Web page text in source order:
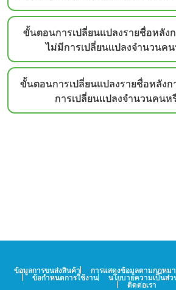
ขั้นตอนการเปลี่ยนแปลงรายชื่อหลัง
ไม่มีการเปลี่ยนแปลงจำนวนค
ขั้นตอนการเปลี่ยนแปลงรายชื่อหลัง
การเปลี่ยนแปลงจำนวนคนห
ข้อมูลการขนส่งสินค้า การแสดงข้อมูลตามกฎหม
ข้อกำหนดการใช้งาน นโยบายความเป็นส่ว
ติดต่อเรา